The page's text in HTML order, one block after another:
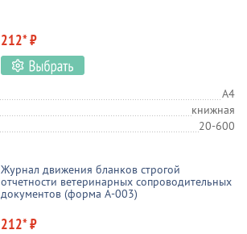
212* ₽
А4
книжная
20-600
Журнал движения бланков строгой
отчетности ветеринарных сопроводительных
документов (форма А-003)
212* ₽